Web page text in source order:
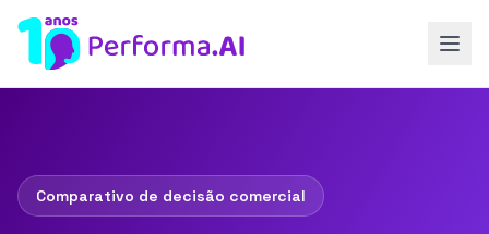
Comparativo de decisão comercial